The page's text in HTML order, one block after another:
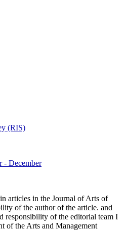
(RIS)
- December
articles in the Journal of Arts of
of the author of the article. and
responsibility of the editorial team I
of the Arts and Management